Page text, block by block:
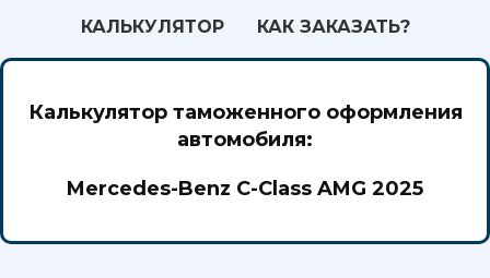
КАЛЬКУЛЯТОР КАК ЗАКАЗАТЬ?
Калькулятор таможенного оформления
автомобиля:
Mercedes-Benz C-Class AMG 2025